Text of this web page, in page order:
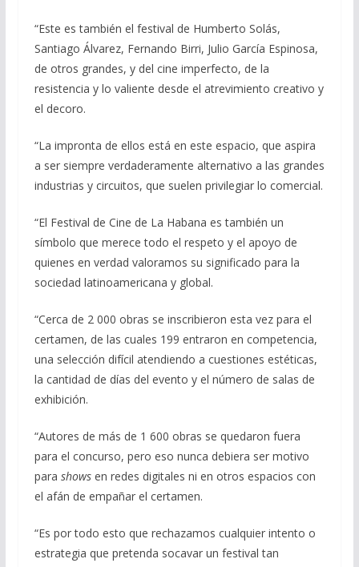
“Este es también el festival de Humberto Solás,
Santiago Álvarez, Fernando Birri, Julio García Espinosa,
de otros grandes, y del cine imperfecto, de la
resistencia y lo valiente desde el atrevimiento creativo y
el decoro.
“La impronta de ellos está en este espacio, que aspira
a ser siempre verdaderamente alternativo a las grandes
industrias y circuitos, que suelen privilegiar lo comercial.
“El Festival de Cine de La Habana es también un
símbolo que merece todo el respeto y el apoyo de
quienes en verdad valoramos su significado para la
sociedad latinoamericana y global.
“Cerca de 2 000 obras se inscribieron esta vez para el
certamen, de las cuales 199 entraron en competencia,
una selección difícil atendiendo a cuestiones estéticas,
la cantidad de días del evento y el número de salas de
exhibición.
“Autores de más de 1 600 obras se quedaron fuera
para el concurso, pero eso nunca debiera ser motivo
para showsen redes digitales ni en otros espacios con
el afán de empañar el certamen.
“Es por todo esto que rechazamos cualquier intento o
estrategia que pretenda socavar un festival tan